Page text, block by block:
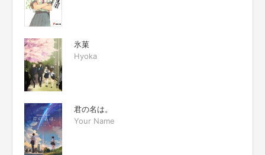
氷菓
Hyoka
君の名は。
Your Name